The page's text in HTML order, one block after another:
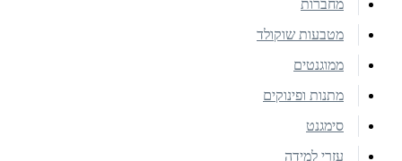
מחברות
מטבעות שוקולד
ממוגנטים
מתנות ופינוקים
סימגנט
עזרי למידה